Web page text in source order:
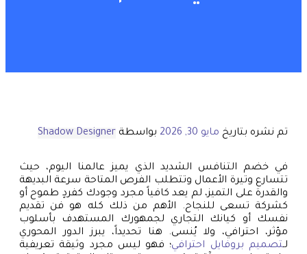
تم نشره بتاريخ مايو 30, 2026 بواسطة Shadow Designer
في خضم التنافس الشديد الذي يميز عالمنا اليوم، حيث
تتسارع وتيرة الأعمال وتتطلب الفرص المتاحة سرعة البديهة
والقدرة على التميز، لم يعد كافياً مجرد وجودك كفردٍ طموح أو
كشركة تسعى للنجاح. الأهم من ذلك كله هو فن تقديم
نفسك أو كيانك التجاري لجمهورك المستهدف بأسلوب
مؤثر، احترافي، ولا يُنسى. هنا تحديداً، يبرز الدور المحوري
لـتصميم بروفايل احترافي؛ فهو ليس مجرد وثيقة تعريفية